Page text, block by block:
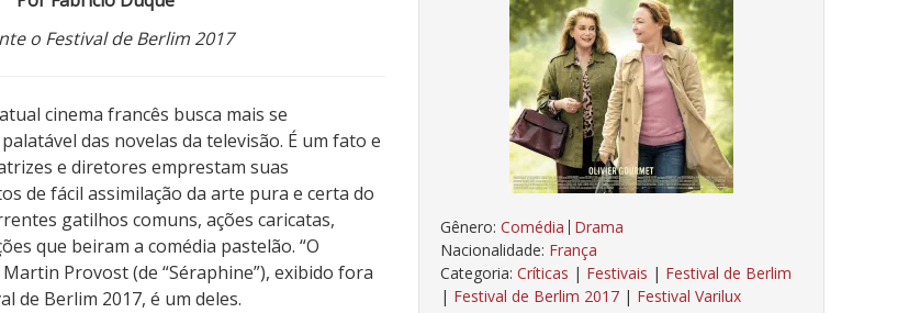
Gênero: Comédia Drama
Nacionalidade: França
Categoria: Críticas | Festivais | Festival de Berlim
| Festival de Berlim 2017 | Festival Varilux
o Festival de Berlim 2017
cinema francês busca mais se
das novelas da televisão. É um fato e
e diretores emprestam suas
de fácil assimilação da arte pura e certa do
gatilhos comuns, ações caricatas,
que beiram a comédia pastelão. “O
Provost (de “Séraphine”), exibido fora
de Berlim 2017, é um deles.